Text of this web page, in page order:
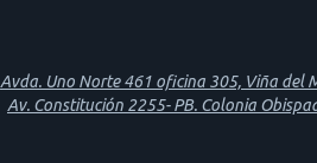
Avda. Uno Norte 461 oficina 305, Viña del
Av. Constitución 2255- PB. Colonia